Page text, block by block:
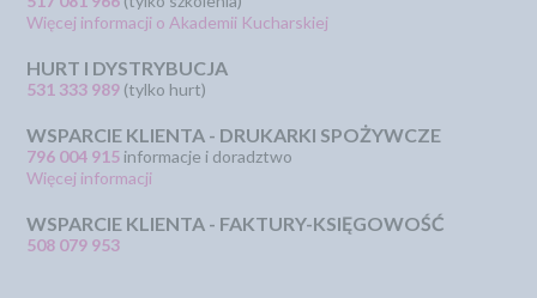
Więcej informacji o Akademii Kucharskiej
HURT I DYSTRYBUCJA
531 333 989 (tylko hurt)
WSPARCIE KLIENTA - DRUKARKI SPOŻYWCZE
796 004 915 informacje i doradztwo
Więcej informacji
WSPARCIE KLIENTA - FAKTURY-KSIĘGOWOŚĆ
508 079 953